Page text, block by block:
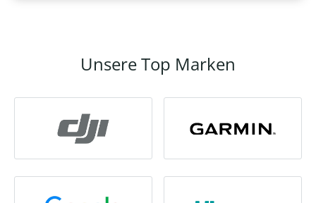
Unsere Top Marken